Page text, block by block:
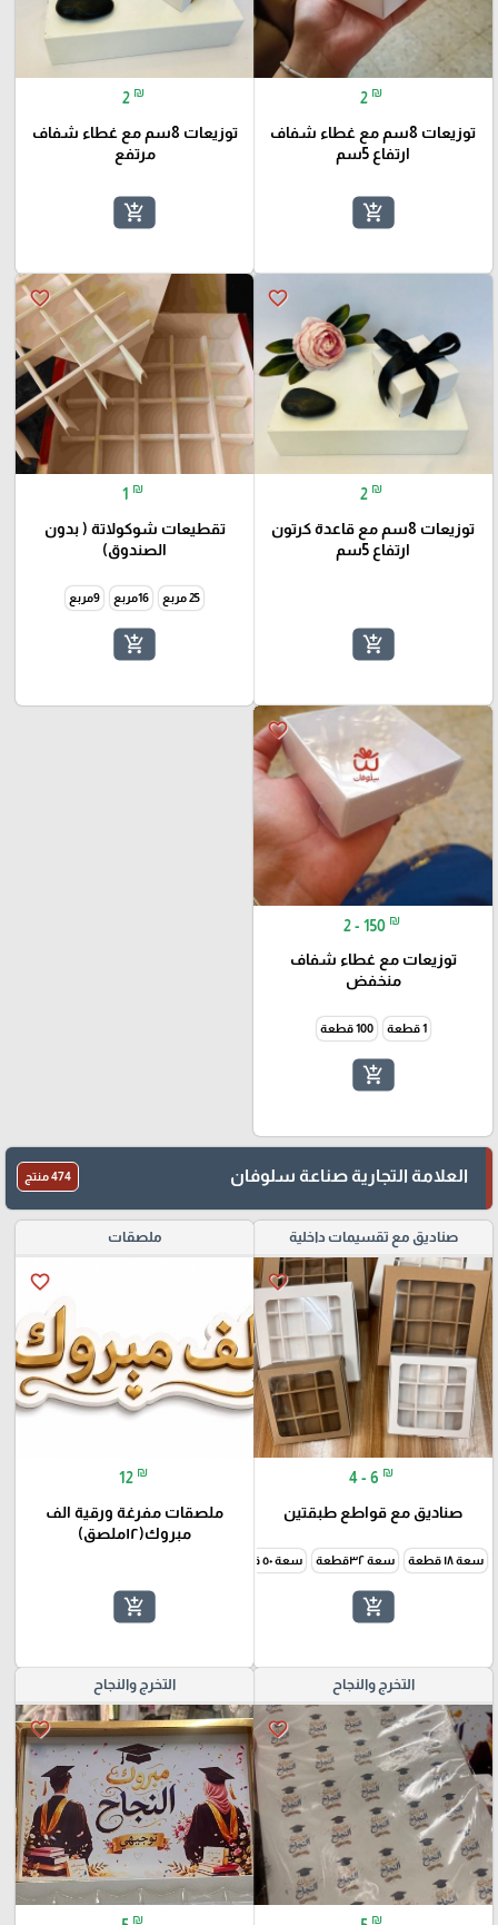
2 ₪
توزيعات 8سم مع غطاء شفاف
ارتفاع 5سم
add_shopping_cart
2 ₪
توزيعات 8سم مع غطاء شفاف
مرتفع
add_shopping_cart
favorite_border
2 ₪
توزيعات 8سم مع قاعدة كرتون
ارتفاع 5سم
add_shopping_cart
favorite_border
1 ₪
تقطيعات شوكولاتة ( بدون
الصندوق)
25 مربع 16مربع 9مربع
add_shopping_cart
favorite_border
2 - 150 ₪
توزيعات مع غطاء شفاف
منخفض
1 قطعة 100 قطعة
add_shopping_cart
العلامة التجارية صناعة سلوفان 474 منتج
صناديق مع تقسيمات داخلية
favorite_border
4 - 6 ₪
صناديق مع قواطع طبقتين
سعة ١٨ قطعة سعة ٣٢قطعة سعة ٥٠ قطعة
add_shopping_cart
ملصقات
favorite_border
12 ₪
ملصقات مفرغة ورقية الف
مبروك(١٢ملصق)
add_shopping_cart
التخرج والنجاح
favorite_border
₪
التخرج والنجاح
favorite_border
₪